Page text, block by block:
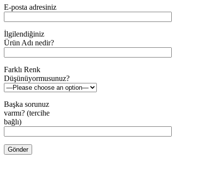
E-posta adresiniz
İlgilendiğiniz
Ürün Adı nedir?
Farklı Renk
Düşünüyormusunuz?
Başka sorunuz
varmı? (tercihe
bağlı)